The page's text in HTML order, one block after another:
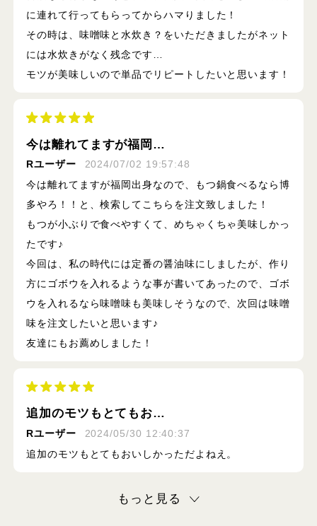
に連れて行ってもらってからハマりました！
その時は、味噌味と水炊き？をいただきましたがネット
には水炊きがなく残念です…
モツが美味しいので単品でリピートしたいと思います！
今は離れてますが福岡…
Rユーザー
2024/07/02 19:57:48
今は離れてますが福岡出身なので、もつ鍋食べるなら博
多やろ！！と、検索してこちらを注文致しました！
もつが小ぶりで食べやすくて、めちゃくちゃ美味しかっ
たです♪
今回は、私の時代には定番の醤油味にしましたが、作り
方にゴボウを入れるような事が書いてあったので、ゴボ
ウを入れるなら味噌味も美味しそうなので、次回は味噌
味を注文したいと思います♪
友達にもお薦めしました！
追加のモツもとてもお…
Rユーザー
2024/05/30 12:40:37
追加のモツもとてもおいしかっただよねえ。
もっと見る